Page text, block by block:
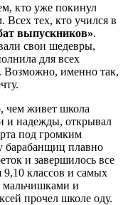
кто уже покинул
тех, кто учился в
выпускников».
свои шедевры,
для всех
Возможно, именно так,
чем живет школа
и надежды, открывал
под громким
плавно
и завершилось все
классов и самых
и
прочел школе оду.